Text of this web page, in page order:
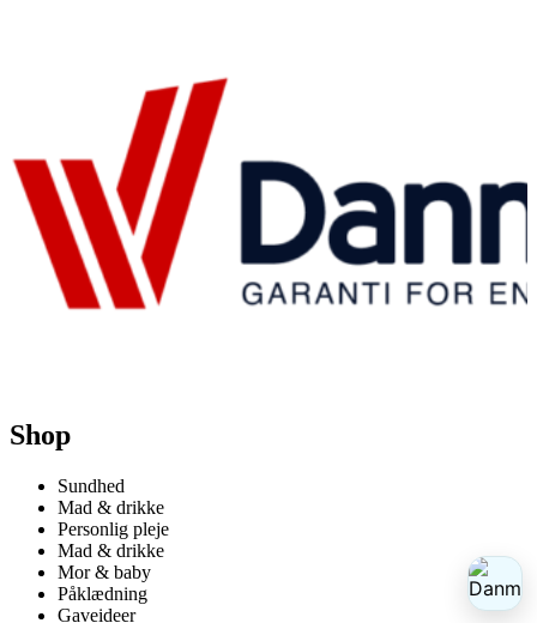
Shop
Sundhed
Mad & drikke
Personlig pleje
Mad & drikke
Mor & baby
Påklædning
Gaveideer